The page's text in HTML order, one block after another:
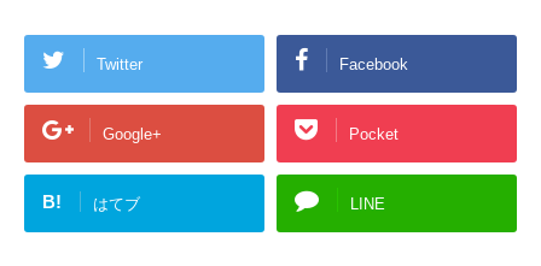
Twitter Facebook
Google+ Pocket
B! はてブ LINE